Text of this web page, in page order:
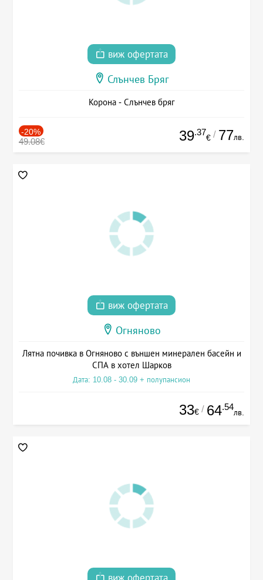
виж офертата
Слънчев Бряг
Корона - Слънчев бряг
-20%
49.08€ 39.37
€ / 77лв.
виж офертата
Огняново
Лятна почивка в Огняново с външен минерален басейн и
СПА в хотел Шарков
Дата: 10.08 - 30.09 + полупансион
33€ / 64.54
лв.
виж офертата